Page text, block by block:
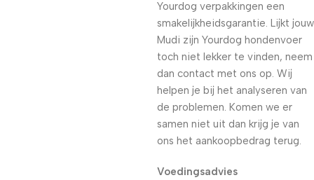
Yourdog verpakkingen een
smakelijkheidsgarantie. Lijkt jouw
Mudi zijn Yourdog hondenvoer
toch niet lekker te vinden, neem
dan contact met ons op. Wij
helpen je bij het analyseren van
de problemen. Komen we er
samen niet uit dan krijg je van
ons het aankoopbedrag terug.
Voedingsadvies